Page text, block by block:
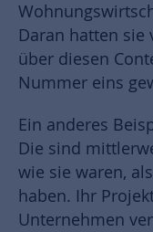
Daran hatten sie
über diesen
Nummer eins
Ein anderes
Die sind
wie sie waren,
haben. Ihr
Unternehmen